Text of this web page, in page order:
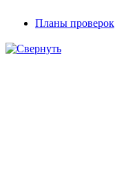
Планы проверок